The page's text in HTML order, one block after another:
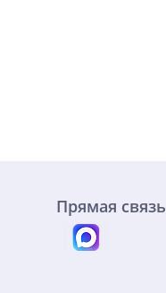
Прямая связь